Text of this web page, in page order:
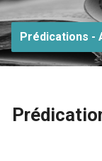
Prédications -